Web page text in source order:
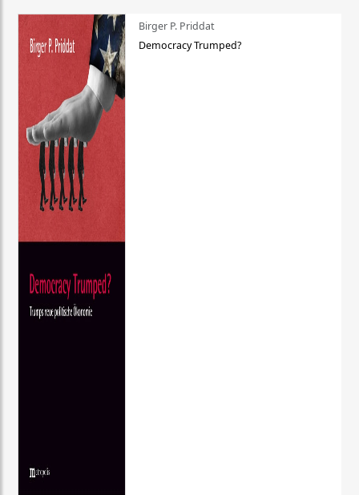
Birger P. Priddat
Democracy Trumped?